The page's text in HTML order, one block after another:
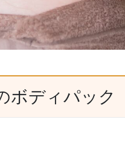
ボディパック